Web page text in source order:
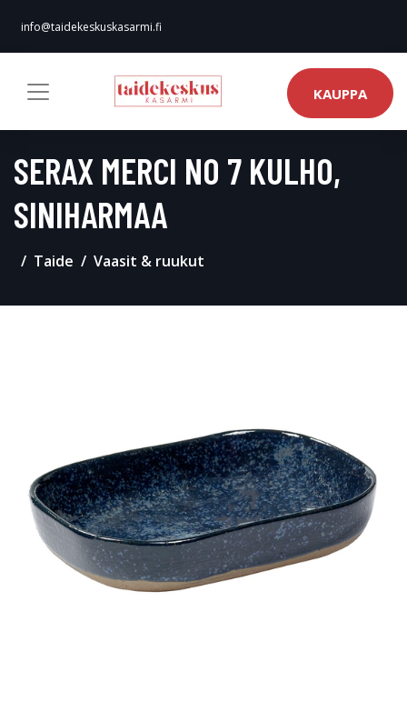
info@taidekeskuskasarmi.fi
KAUPPA
SERAX MERCI NO 7 KULHO,
SINIHARMAA
Taide Vaasit & ruukut